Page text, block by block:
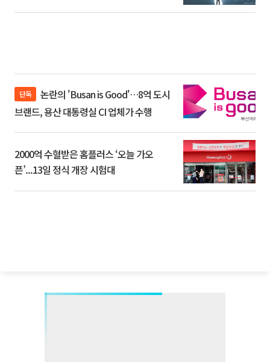
단독
브랜드, 용산 대통령실 CI 업체가 수행
2000억 수혈받은 홈플러스 ‘오늘 가오
픈’...13일 정식 개장 시험대